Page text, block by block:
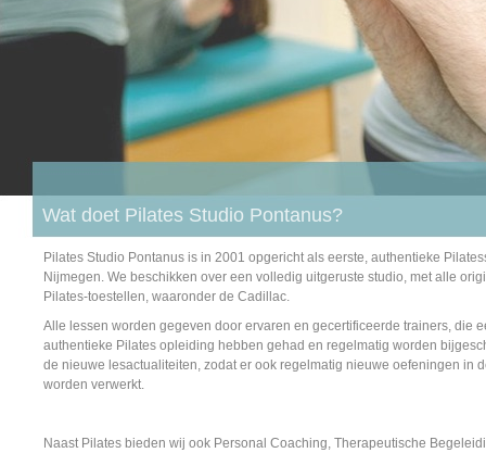
Pilates Studio Pontanus is in 2001 opgericht als eerste, authentieke
Nijmegen. We beschikken over een volledig uitgeruste studio, met alle
Pilates-toestellen, waaronder de Cadillac.
Alle lessen worden gegeven door ervaren en gecertificeerde trainers, die
authentieke Pilates opleiding hebben gehad en regelmatig worden
de nieuwe lesactualiteiten, zodat er ook regelmatig nieuwe oefeningen in
worden verwerkt.
Naast Pilates bieden wij ook Personal Coaching, Therapeutische
Wat doet Pilates Studio Pontanus?